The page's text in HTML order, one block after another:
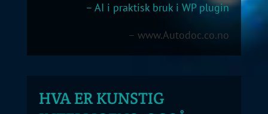
– AI i praktisk bruk i WP plugin
– www.Autodoc.co.no
HVA ER KUNSTIG